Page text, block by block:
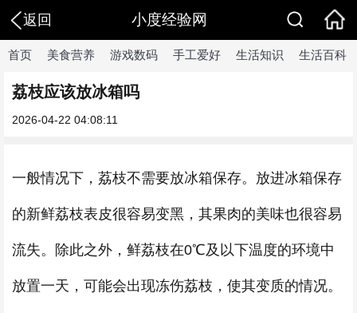
返回 小度经验网
首页 美食营养 游戏数码 手工爱好 生活知识 生活百科
荔枝应该放冰箱吗
2026-04-22 04:08:11
一般情况下，荔枝不需要放冰箱保存。放进冰箱保存
的新鲜荔枝表皮很容易变黑，其果肉的美味也很容易
流失。除此之外，鲜荔枝在0℃及以下温度的环境中
放置一天，可能会出现冻伤荔枝，使其变质的情况。